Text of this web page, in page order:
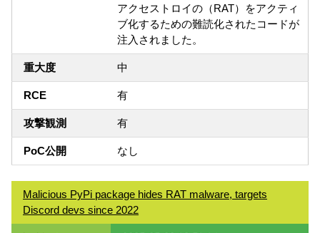
アクセストロイの（RAT）をアクティ
ブ化するための難読化されたコードが
注入されました。
重大度 中
RCE 有
攻撃観測 有
PoC公開 なし
Malicious PyPi package hides RAT malware, targets
Discord devs since 2022